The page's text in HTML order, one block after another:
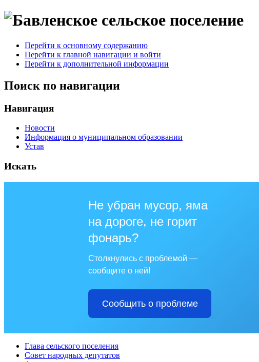
Перейти к основному содержанию
Перейти к главной навигации и войти
Перейти к дополнительной информации
Поиск по навигации
Навигация
Новости
Информация о муниципальном образовании
Устав
Искать
Не убран мусор, яма
на дороге, не горит
фонарь?
Столкнулись с проблемой —
сообщите о ней!
Сообщить о проблеме
Глава сельского поселения
Совет народных депутатов